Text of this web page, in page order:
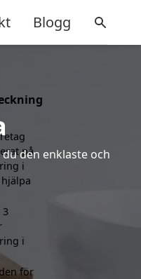
Blogg
den enklaste och
på
i
3
i
för